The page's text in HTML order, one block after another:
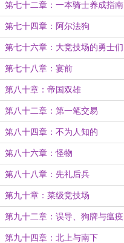
第七十二章：一本骑士养成指南
第七十四章：阿尔法狗
第七十六章：大竞技场的勇士们
第七十八章：宴前
第八十章：帝国双雄
第八十二章：第一笔交易
第八十四章：不为人知的
第八十六章：怪物
第八十八章：先礼后兵
第九十章：菜级竞技场
第九十二章：误导、狗牌与瘟疫
第九十四章：北上与南下